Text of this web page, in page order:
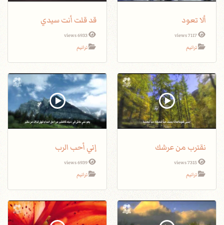
ألا تعود
7117 views
ترانيم
قد قلت أنت سيدي
6933 views
ترانيم
نقترب من عرشك
7315 views
ترانيم
إني أحب الرب
6939 views
ترانيم